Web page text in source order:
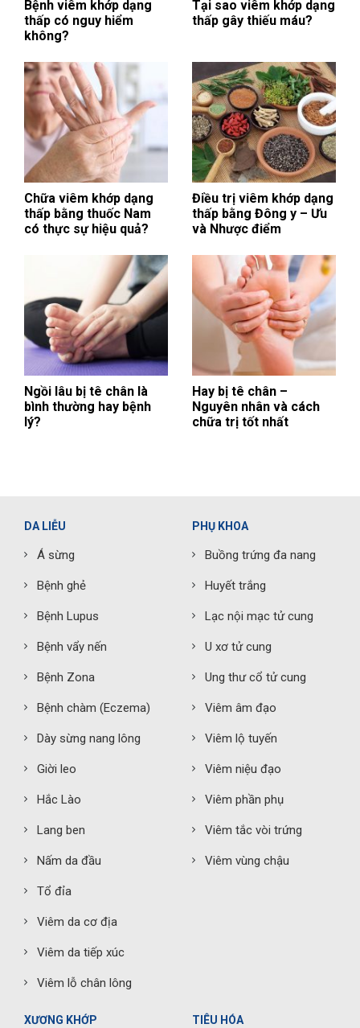
Bệnh viêm khớp dạng
thấp có nguy hiểm
không?
Tại sao viêm khớp dạng
thấp gây thiếu máu?
Chữa viêm khớp dạng
thấp bằng thuốc Nam
có thực sự hiệu quả?
Điều trị viêm khớp dạng
thấp bằng Đông y – Ưu
và Nhược điểm
Ngồi lâu bị tê chân là
bình thường hay bệnh
lý?
Hay bị tê chân –
Nguyên nhân và cách
chữa trị tốt nhất
DA LIỄU
Á sừng
Bệnh ghẻ
Bệnh Lupus
Bệnh vẩy nến
Bệnh Zona
Bệnh chàm (Eczema)
Dày sừng nang lông
Giời leo
Hắc Lào
Lang ben
Nấm da đầu
Tổ đỉa
Viêm da cơ địa
Viêm da tiếp xúc
Viêm lỗ chân lông
PHỤ KHOA
Buồng trứng đa nang
Huyết trắng
Lạc nội mạc tử cung
U xơ tử cung
Ung thư cổ tử cung
Viêm âm đạo
Viêm lộ tuyến
Viêm niệu đạo
Viêm phần phụ
Viêm tắc vòi trứng
Viêm vùng chậu
XƯƠNG KHỚP TIÊU HÓA